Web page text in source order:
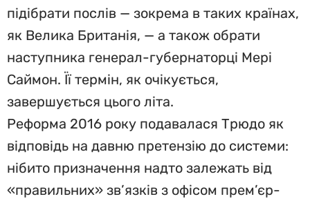
підібрати послів — зокрема в таких країнах,
як Велика Британія, — а також обрати
наступника генерал-губернаторці Мері
Саймон. Її термін, як очікується,
завершується цього літа.
Реформа 2016 року подавалася Трюдо як
відповідь на давню претензію до системи:
нібито призначення надто залежать від
«правильних» зв’язків з офісом прем’єр-